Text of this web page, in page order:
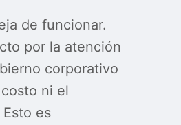
de funcionar.
por la atención
corporativo
ni el
es